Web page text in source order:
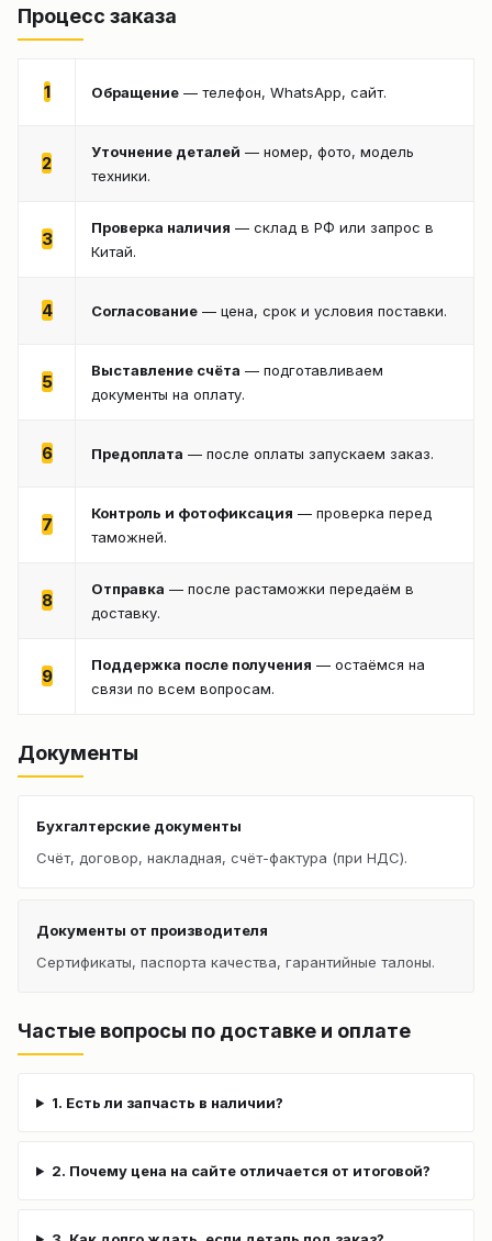
Процесс заказа
1 Обращение — телефон, WhatsApp, сайт.
2
Уточнение деталей — номер, фото, модель
техники.
3
Проверка наличия — склад в РФ или запрос в
Китай.
4 Согласование — цена, срок и условия поставки.
5
Выставление счёта — подготавливаем
документы на оплату.
6 Предоплата — после оплаты запускаем заказ.
7
Контроль и фотофиксация — проверка перед
таможней.
8
Отправка — после растаможки передаём в
доставку.
9
Поддержка после получения — остаёмся на
связи по всем вопросам.
Документы
Бухгалтерские документы
Счёт, договор, накладная, счёт-фактура (при НДС).
Документы от производителя
Сертификаты, паспорта качества, гарантийные талоны.
Частые вопросы по доставке и оплате
1. Есть ли запчасть в наличии?
2. Почему цена на сайте отличается от итоговой?